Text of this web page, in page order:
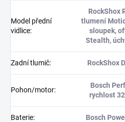
Model přední
vidlice:
RockShox
tlumení
sloupek,
Stealth,
Zadní tlumič: RockShox
Pohon/motor:
Bosch
rychlost
Baterie: Bosch